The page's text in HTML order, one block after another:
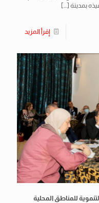
بمدينة […]
إقرأ المزيد
للمناطق المحلية